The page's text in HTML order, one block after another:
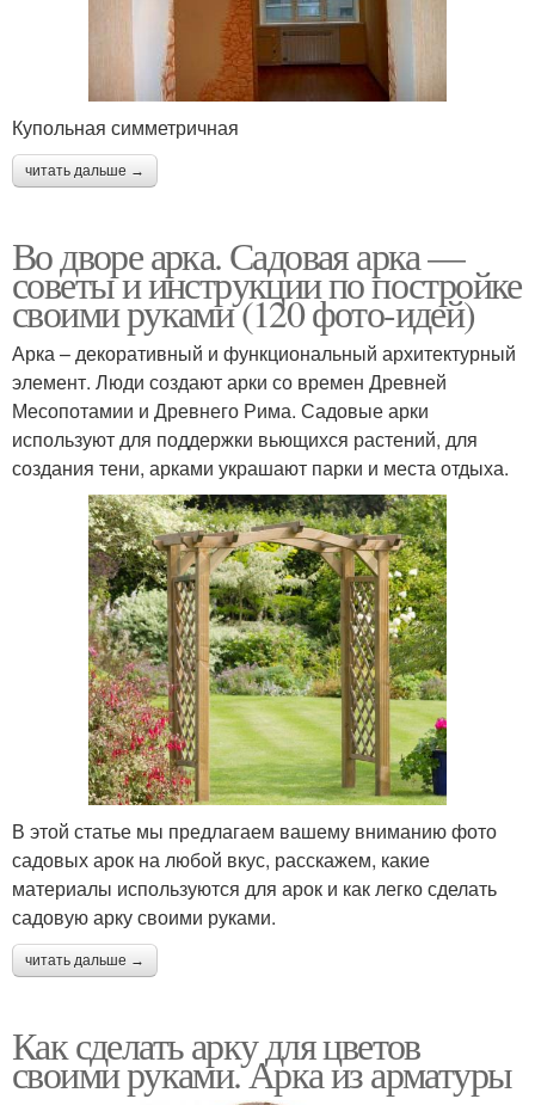
Купольная симметричная
читать дальше →
Во дворе арка. Садовая арка —
советы и инструкции по постройке
своими руками (120 фото-идей)
Арка – декоративный и функциональный архитектурный
элемент. Люди создают арки со времен Древней
Месопотамии и Древнего Рима. Садовые арки
используют для поддержки вьющихся растений, для
создания тени, арками украшают парки и места отдыха.
В этой статье мы предлагаем вашему вниманию фото
садовых арок на любой вкус, расскажем, какие
материалы используются для арок и как легко сделать
садовую арку своими руками.
читать дальше →
Как сделать арку для цветов
своими руками. Арка из арматуры